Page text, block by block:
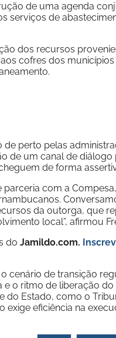
de uma agenda
serviços de
dos recursos
cofres dos
perto pelas
de um canal de
de forma
com a
da outorga, que
local”, afirmou
do Jamildo.com.
cenário de transição
o ritmo de liberação
Estado, como o
exige eficiência na